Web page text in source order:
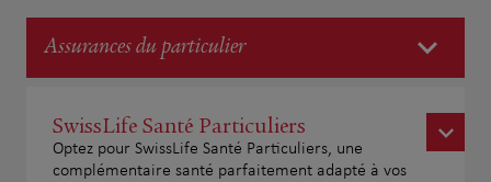
Assurances du particulier
SwissLife Santé Particuliers
Optez pour SwissLife Santé Particuliers, une
complémentaire santé parfaitement adapté à vos